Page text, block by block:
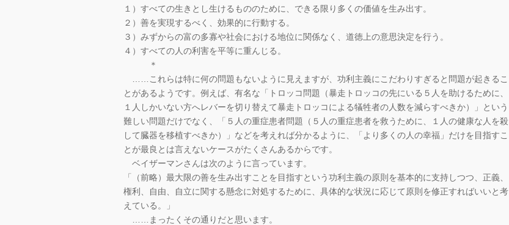
１）すべての生きとし生けるもののために、できる限り多くの価値を生み出す。
２）善を実現するべく、効果的に行動する。
３）みずからの富の多寡や社会における地位に関係なく、道徳上の意思決定を行う。
４）すべての人の利害を平等に重んじる。
＊
……これらは特に何の問題もないように見えますが、功利主義にこだわりすぎると問題が起きるこ
とがあるようです。例えば、有名な「トロッコ問題（暴走トロッコの先にいる５人を助けるために、
１人しかいない方へレバーを切り替えて暴走トロッコによる犠牲者の人数を減らすべきか）」という
難しい問題だけでなく、「５人の重症患者問題（５人の重症患者を救うために、１人の健康な人を殺
して臓器を移植すべきか）」などを考えれば分かるように、「より多くの人の幸福」だけを目指すこ
とが最良とは言えないケースがたくさんあるからです。
ベイザーマンさんは次のように言っています。
「（前略）最大限の善を生み出すことを目指すという功利主義の原則を基本的に支持しつつ、正義、
権利、自由、自立に関する懸念に対処するために、具体的な状況に応じて原則を修正すればいいと考
えている。」
……まったくその通りだと思います。